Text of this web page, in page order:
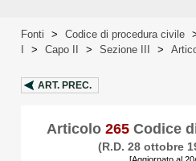
Fonti > Codice di procedura civile
> Capo II > Sezione III >
ART. PREC.
Articolo 265 Codice
(R.D. 28 ottobre